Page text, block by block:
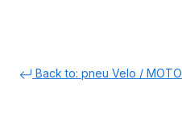
Back to: pneu Velo / MOTO